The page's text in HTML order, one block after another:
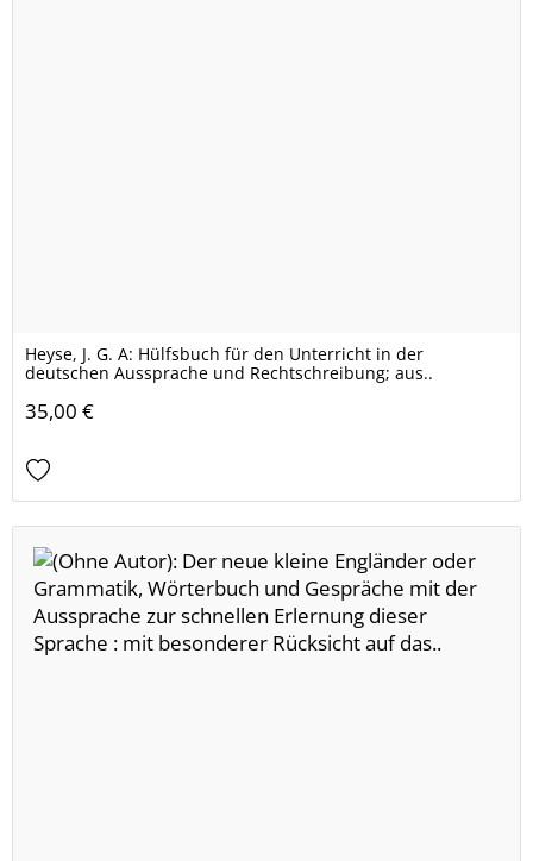
Heyse, J. G. A: Hülfsbuch für den Unterricht in der
deutschen Aussprache und Rechtschreibung; aus..
35,00 €